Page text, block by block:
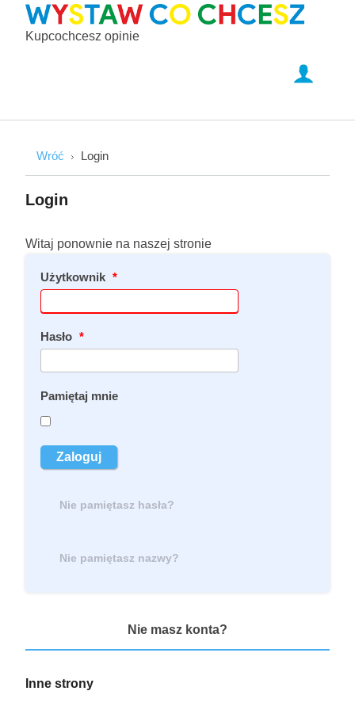
Kupcochcesz opinie
Wróć Login
Login
Witaj ponownie na naszej stronie
Użytkownik *
Hasło *
Pamiętaj mnie
Zaloguj
Nie pamiętasz hasła?
Nie pamiętasz nazwy?
Nie masz konta?
Inne strony